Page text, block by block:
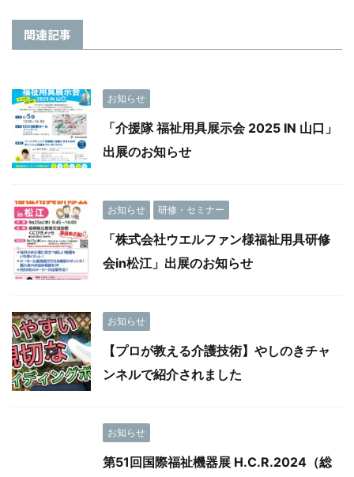
関連記事
お知らせ
「介援隊 福祉用具展示会 2025 IN 山口」
出展のお知らせ
お知らせ 研修・セミナー
「株式会社ウエルファン様福祉用具研修
会in松江」出展のお知らせ
お知らせ
【プロが教える介護技術】やしのきチャ
ンネルで紹介されました
お知らせ
第51回国際福祉機器展 H.C.R.2024（総